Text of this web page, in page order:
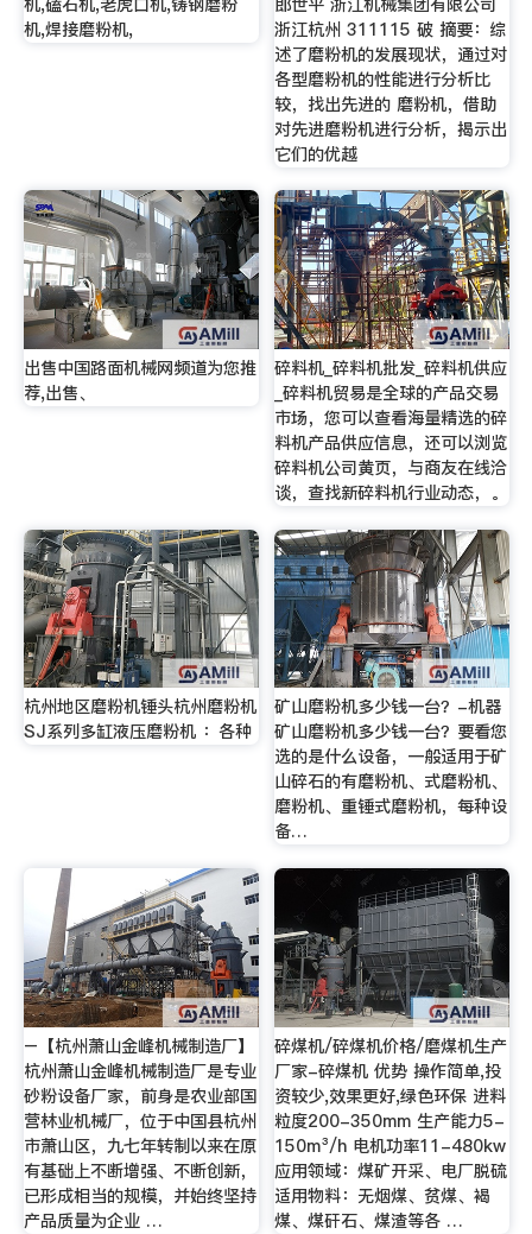
机,焊接磨粉机,
浙江杭州 311115 破 摘要：综
述了磨粉机的发展现状，通过对
各型磨粉机的性能进行分析比
较，找出先进的 磨粉机，借助
对先进磨粉机进行分析，揭示出
它们的优越
出售中国路面机械网频道为您推
荐,出售、
碎料机_碎料机批发_碎料机供应
_碎料机贸易是全球的产品交易
市场，您可以查看海量精选的碎
料机产品供应信息，还可以浏览
碎料机公司黄页，与商友在线洽
谈，查找新碎料机行业动态，。
杭州地区磨粉机锤头杭州磨粉机
SJ系列多缸液压磨粉机 ：各种
矿山磨粉机多少钱一台？-机器
矿山磨粉机多少钱一台？要看您
选的是什么设备，一般适用于矿
山碎石的有磨粉机、式磨粉机、
磨粉机、重锤式磨粉机，每种设
备…
–【杭州萧山金峰机械制造厂】
杭州萧山金峰机械制造厂是专业
砂粉设备厂家，前身是农业部国
营林业机械厂，位于中国县杭州
市萧山区，九七年转制以来在原
有基础上不断增强、不断创新，
已形成相当的规模，并始终坚持
产品质量为企业 …
碎煤机/碎煤机价格/磨煤机生产
厂家-碎煤机 优势 操作简单,投
资较少,效果更好,绿色环保 进料
粒度200-350mm 生产能力5-
150m³/h 电机功率11-480kw
应用领域：煤矿开采、电厂脱硫
适用物料：无烟煤、贫煤、褐
煤、煤矸石、煤渣等各 …